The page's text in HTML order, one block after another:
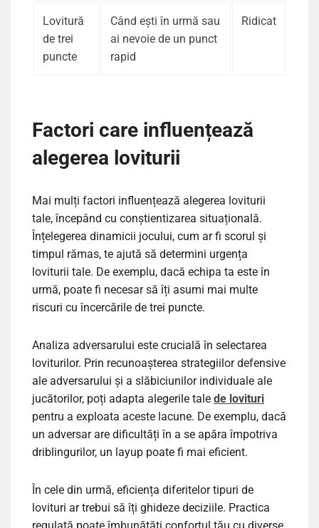
Lovitură
de trei
puncte
Când ești în urmă sau
ai nevoie de un punct
rapid
Ridicat
Factori care influențează
alegerea loviturii
Mai mulți factori influențează alegerea loviturii
tale, începând cu conștientizarea situațională.
Înțelegerea dinamicii jocului, cum ar fi scorul și
timpul rămas, te ajută să determini urgența
loviturii tale. De exemplu, dacă echipa ta este în
urmă, poate fi necesar să îți asumi mai multe
riscuri cu încercările de trei puncte.
Analiza adversarului este crucială în selectarea
loviturilor. Prin recunoașterea strategiilor defensive
ale adversarului și a slăbiciunilor individuale ale
jucătorilor, poți adapta alegerile tale de lovituri
pentru a exploata aceste lacune. De exemplu, dacă
un adversar are dificultăți în a se apăra împotriva
driblingurilor, un layup poate fi mai eficient.
În cele din urmă, eficiența diferitelor tipuri de
lovituri ar trebui să îți ghideze deciziile. Practica